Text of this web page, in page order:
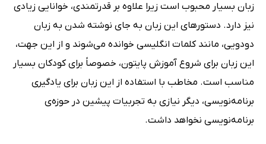
زبان بسیار محبوب است زیرا علاوه بر قدرتمندی، خوانایی زیادی
نیز دارد. دستورهای این زبان به جای نوشته شدن به زبان
دودویی، مانند کلمات انگلیسی خوانده می‌شوند و از این جهت،
این زبان برای شروع آموزش پایتون، خصوصاً برای کودکان بسیار
مناسب است. مخاطب با استفاده از این زبان برای یادگیری
برنامه‌نویسی، دیگر نیازی به تجربیات پیشین در حوزه‌ی
برنامه‌نویسی نخواهد داشت.